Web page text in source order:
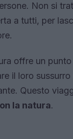
Non si
a tutti, per
offre un
il loro
Questo
la natura.